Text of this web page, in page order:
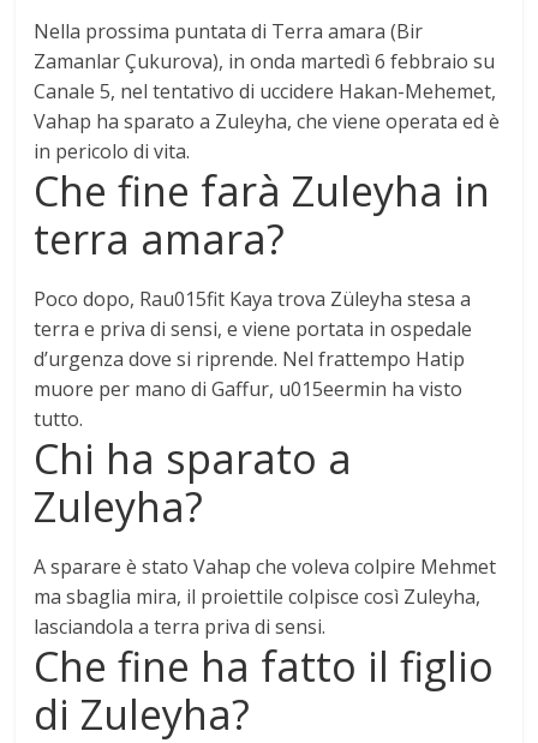
Nella prossima puntata di Terra amara (Bir
Zamanlar Çukurova), in onda martedì 6 febbraio su
Canale 5, nel tentativo di uccidere Hakan-Mehemet,
Vahap ha sparato a Zuleyha, che viene operata ed è
in pericolo di vita.
Che fine farà Zuleyha in
terra amara?
Poco dopo, Rau015fit Kaya trova Züleyha stesa a
terra e priva di sensi, e viene portata in ospedale
d’urgenza dove si riprende. Nel frattempo Hatip
muore per mano di Gaffur, u015eermin ha visto
tutto.
Chi ha sparato a
Zuleyha?
A sparare è statoVahap che voleva colpire Mehmet
ma sbaglia mira, il proiettile colpisce così Zuleyha,
lasciandola a terra priva di sensi.
Che fine ha fatto il figlio
di Zuleyha?